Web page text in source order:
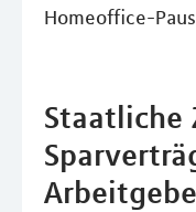
Homeoffice-
Staatliche